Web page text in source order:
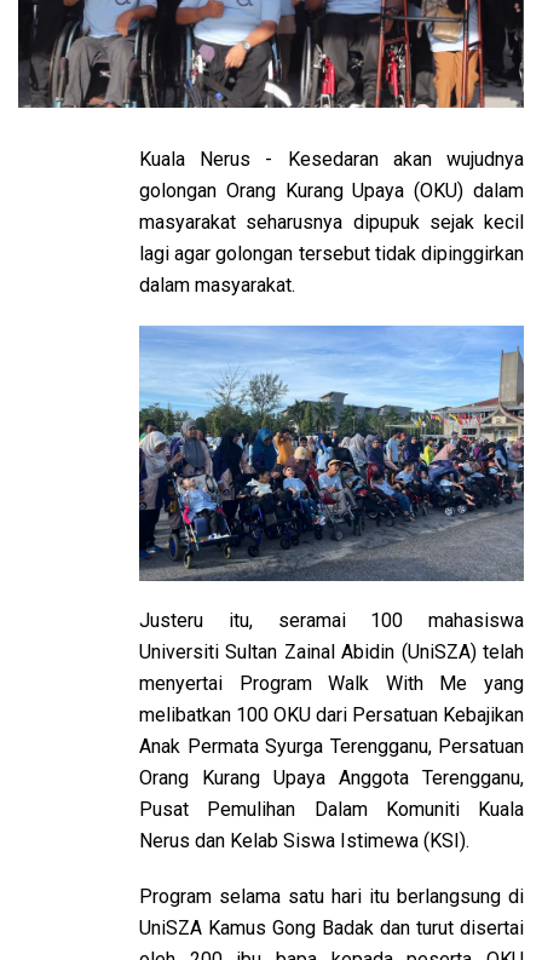
Kuala Nerus - Kesedaran akan wujudnya
golongan Orang Kurang Upaya (OKU) dalam
masyarakat seharusnya dipupuk sejak kecil
lagi agar golongan tersebut tidak dipinggirkan
dalam masyarakat.
Justeru itu, seramai 100 mahasiswa
Universiti Sultan Zainal Abidin (UniSZA) telah
menyertai Program Walk With Me yang
melibatkan 100 OKU dari Persatuan Kebajikan
Anak Permata Syurga Terengganu, Persatuan
Orang Kurang Upaya Anggota Terengganu,
Pusat Pemulihan Dalam Komuniti Kuala
Nerus dan Kelab Siswa Istimewa (KSI).
Program selama satu hari itu berlangsung di
UniSZA Kamus Gong Badak dan turut disertai